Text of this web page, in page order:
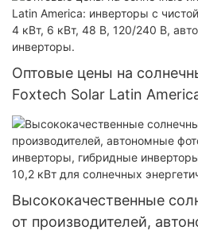
Колумбии, автономная
Оптовые цены на
Foxtech Solar Latin
чистой синусоидальной
48 В, 120/240 В,
инверторы.
Высококачественные
от производителей,